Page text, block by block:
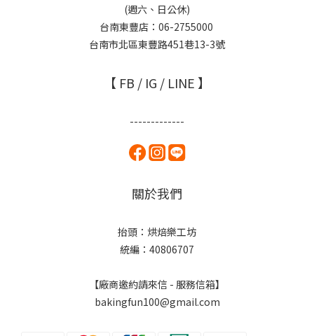
(週六、日公休)
台南東豐店：06-2755000
台南市北區東豐路451巷13-3號
【 FB / IG / LINE 】
-------------
關於我們
抬頭：烘焙樂工坊
統編：40806707
【廠商邀約請來信 - 服務信箱】
bakingfun100@gmail.com